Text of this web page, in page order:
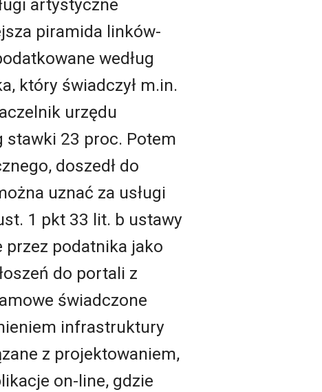
artystyczne
piramida linków-
według
który świadczył m.in.
urzędu
stawki 23 proc. Potem
doszedł do
uznać za usługi
1 pkt 33 lit. b ustawy
przez podatnika jako
do portali z
świadczone
infrastruktury
z projektowaniem,
on-line, gdzie